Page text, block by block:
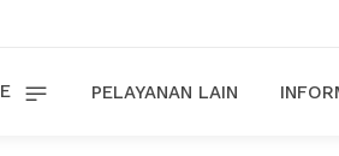
PELAYANAN LAIN